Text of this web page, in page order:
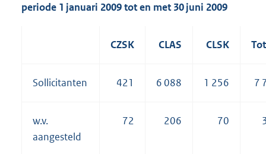
periode 1 januari 2009 tot en met 30 juni 2009
CZSK CLAS CLSK
Sollicitanten 421 6 088 1 256 7
w.v.
aangesteld
72 206 70